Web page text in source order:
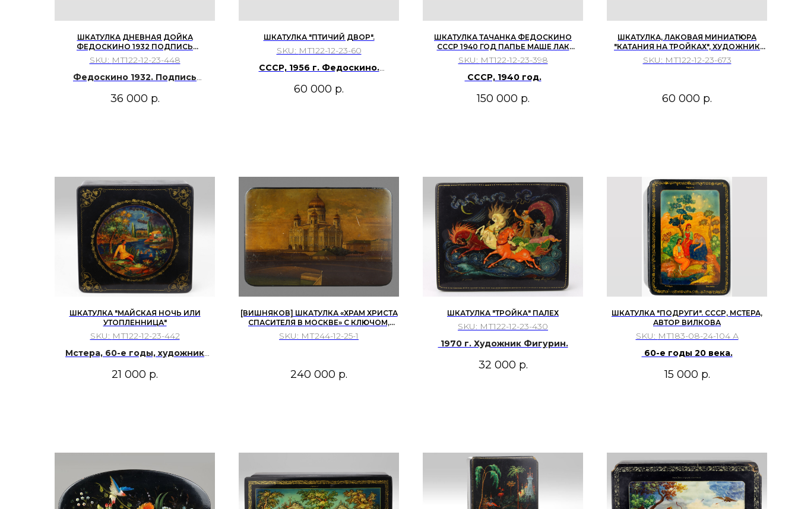
ШКАТУЛКА ДНЕВНАЯ ДОЙКА
ФЕДОСКИНО 1932 ПОДПИСЬ
НЕРАЗБОРЧИВА
SKU: МТ122-12-23-448
Федоскино 1932. Подпись
36 000 р.
ШКАТУЛКА "ПТИЧИЙ ДВОР".
SKU: МТ122-12-23-60
СССР, 1956 г. Федоскино.
60 000 р.
ШКАТУЛКА ТАЧАНКА ФЕДОСКИНО
СССР 1940 ГОД ПАПЬЕ МАШЕ ЛАК
РОСПИСЬ
SKU: МТ122-12-23-398
СССР, 1940 год.
150 000 р.
ШКАТУЛКА, ЛАКОВАЯ МИНИАТЮРА
"КАТАНИЯ НА ТРОЙКАХ", ХУДОЖНИК
ЛАВРОВ В.И. ФЕДОСКИНО. СССР 1973 Г.
...
SKU: МТ122-12-23-673
60 000 р.
ШКАТУЛКА "МАЙСКАЯ НОЧЬ ИЛИ
УТОПЛЕННИЦА"
SKU: МТ122-12-23-442
Мстера, 60-е годы, художник
21 000 р.
[ВИШНЯКОВ] ШКАТУЛКА «ХРАМ ХРИСТА
СПАСИТЕЛЯ В МОСКВЕ» С КЛЮЧОМ,
ФАБРИКА В. О. ВИШНЯКОВА
SKU: МТ244-12-25-1
240 000 р.
ШКАТУЛКА "ТРОЙКА" ПАЛЕХ
SKU: МТ122-12-23-430
1970 г. Художник Фигурин.
32 000 р.
ШКАТУЛКА "ПОДРУГИ". СССР, МСТЕРА,
АВТОР ВИЛКОВА
SKU: МТ183-08-24-104 А
60-е годы 20 века.
15 000 р.